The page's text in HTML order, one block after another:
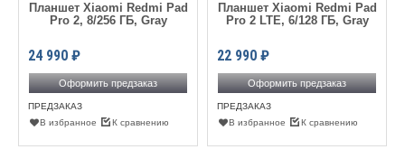
Планшет Xiaomi Redmi Pad
Pro 2, 8/256 ГБ, Gray
24 990 ₽
Оформить предзаказ
ПРЕДЗАКАЗ
В избранное
К сравнению
Планшет Xiaomi Redmi Pad
Pro 2 LTE, 6/128 ГБ, Gray
22 990 ₽
Оформить предзаказ
ПРЕДЗАКАЗ
В избранное
К сравнению